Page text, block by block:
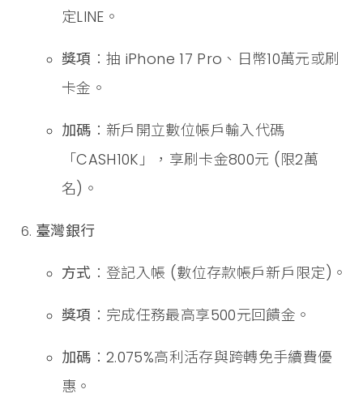
定LINE。
獎項 ：抽 iPhone 17 Pro、日幣10萬元或刷
卡金。
加碼 ：新戶開立數位帳戶輸入代碼
「CASH10K」，享刷卡金800元 (限2萬
名)。
臺灣銀行
方式 ：登記入帳 (數位存款帳戶新戶限定)。
獎項 ：完成任務最高享500元回饋金。
加碼 ：2.075%高利活存與跨轉免手續費優
惠。